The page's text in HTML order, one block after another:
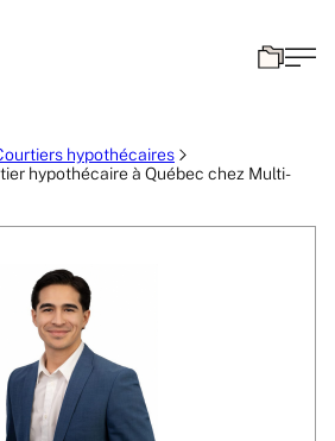
hypothécaires
hypothécaire à Québec chez Multi-